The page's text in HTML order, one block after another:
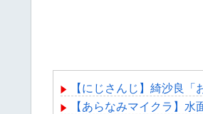
【にじさんじ】綺沙良
【あらなみマイクラ】